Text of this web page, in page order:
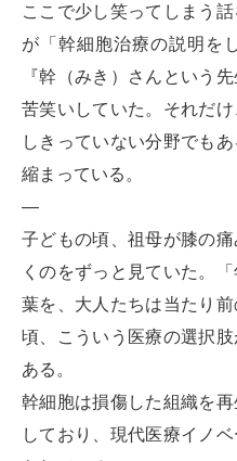
ここで少し笑ってしまう
が「幹細胞治療の説明を
『幹（みき）さんという
苦笑いしていた。それだ
しきっていない分野でも
縮まっている。
—
子どもの頃、祖母が膝の
くのをずっと見ていた。
葉を、大人たちは当たり
頃、こういう医療の選択
ある。
幹細胞は損傷した組織を
しており、現代医療イノ